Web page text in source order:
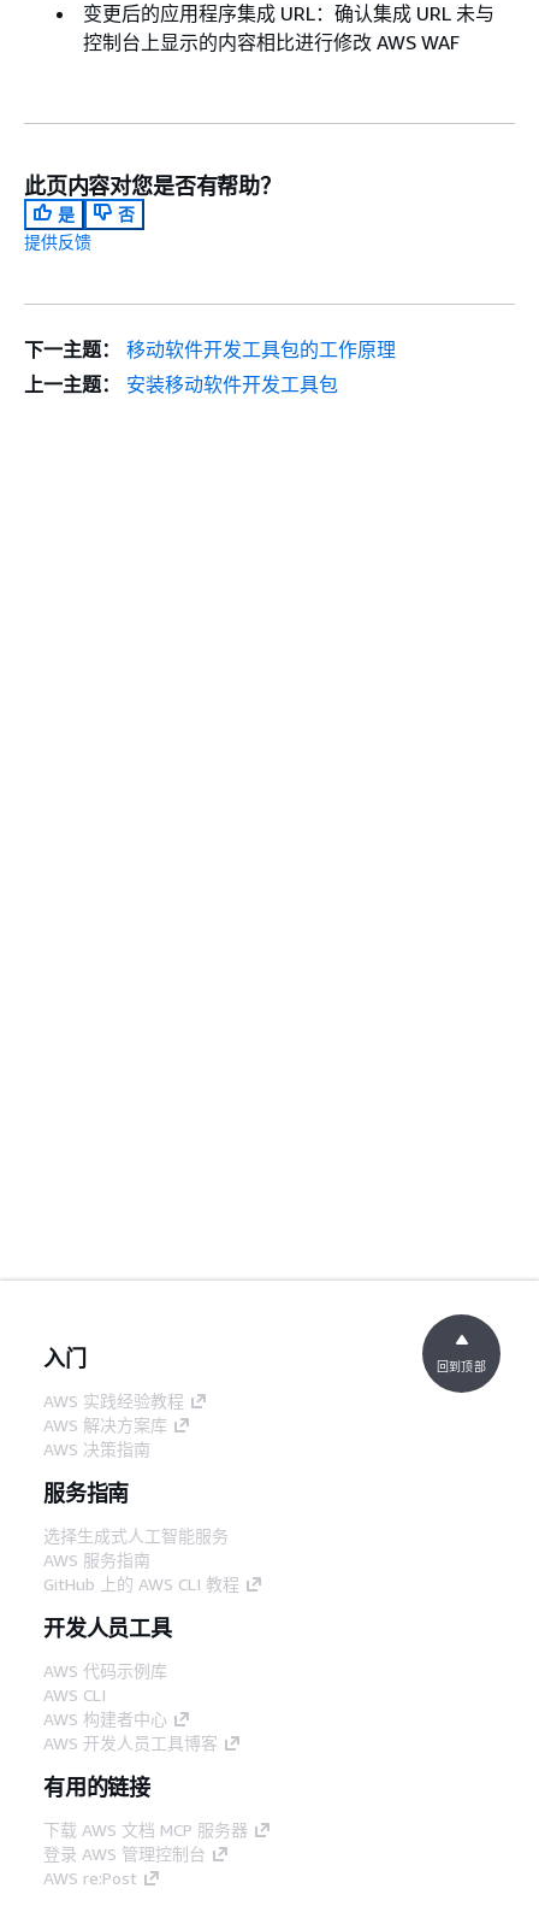
变更后的应用程序集成 URL：确认集成 URL 未与
控制台上显示的内容相比进行修改 AWS WAF
此页内容对您是否有帮助？
是
否
提供反馈
下一主题：
移动软件开发工具包的工作原理
上一主题：
安装移动软件开发工具包
入门
AWS 实践经验教程
AWS 解决方案库
AWS 决策指南
服务指南
选择生成式人工智能服务
AWS 服务指南
GitHub 上的 AWS CLI 教程
开发人员工具
AWS 代码示例库
AWS CLI
AWS 构建者中心
AWS 开发人员工具博客
有用的链接
下载 AWS 文档 MCP 服务器
登录 AWS 管理控制台
AWS re:Post
回到顶部